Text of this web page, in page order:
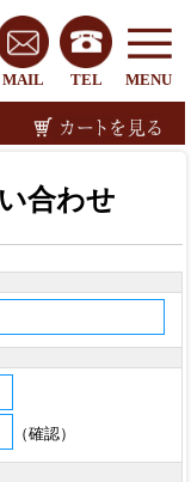
MENU
TEL
MAIL
合わせ
（確認）